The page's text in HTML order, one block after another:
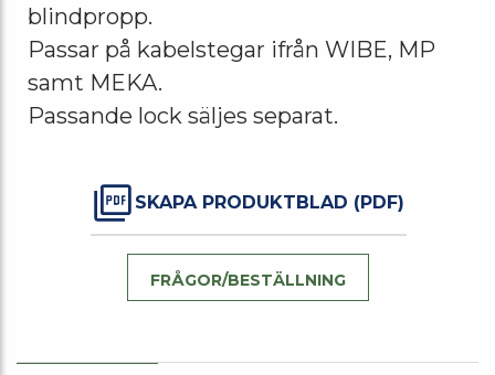
blindpropp.
Passar på kabelstegar ifrån WIBE, MP
samt MEKA.
Passande lock säljes separat.
SKAPA PRODUKTBLAD (PDF)
FRÅGOR/BESTÄLLNING